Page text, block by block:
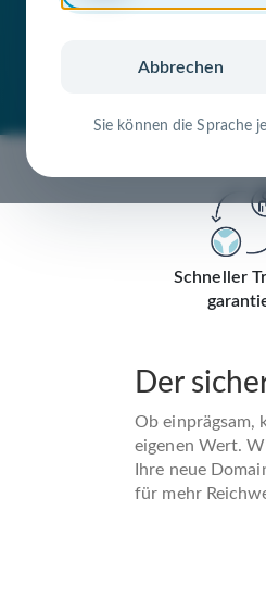
Abbrechen
Sie können die Sprache
Schneller
Der
Ob einprägsam,
eigenen Wert.
Ihre neue
für mehr